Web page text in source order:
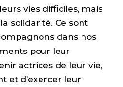
vies difficiles, mais
solidarité. Ce sont
dans nos
pour leur
actrices de leur vie,
et d’exercer leur